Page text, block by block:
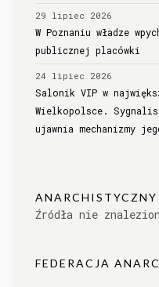
29 lipiec 2026
W Poznaniu władze
publicznej placówki
24 lipiec 2026
Salonik VIP w
Wielkopolsce.
ujawnia mechanizmy
Źródła nie
FEDERACJA